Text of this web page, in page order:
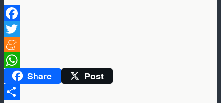
Facebook
Twitter
Meneame
WhatsAppShare Post